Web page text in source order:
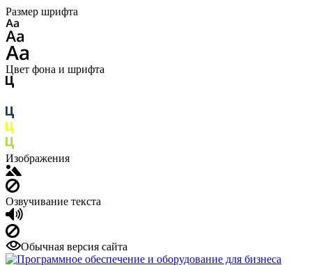
Размер шрифта
Цвет фона и шрифта
Изображения
Озвучивание текста
Обычная версия сайта